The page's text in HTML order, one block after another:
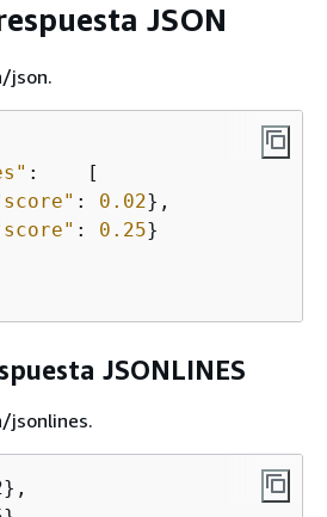
JSON
json.
: 0.02
: 0.25
JSONLINES
jsonlines.